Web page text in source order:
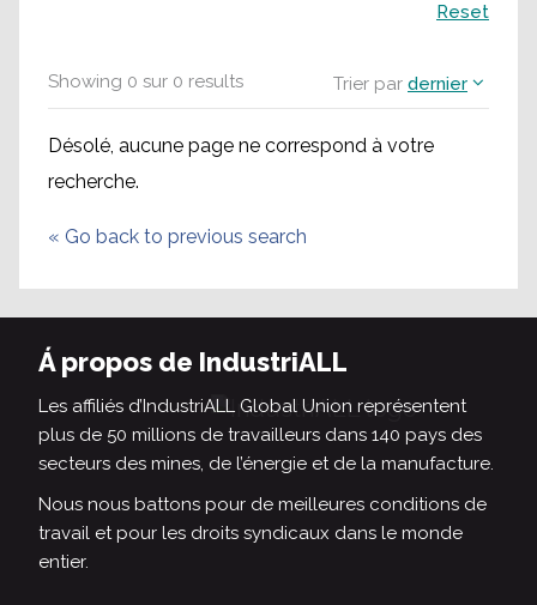
Showing 0 sur 0 results Trier par dernier
Désolé, aucune page ne correspond à votre
recherche.
« Go back to previous search
Reset
Á propos de IndustriALL
Les affiliés d’IndustriALL Global Union représentent
plus de 50 millions de travailleurs dans 140 pays des
secteurs des mines, de l’énergie et de la manufacture.
Nous nous battons pour de meilleures conditions de
travail et pour les droits syndicaux dans le monde
entier.